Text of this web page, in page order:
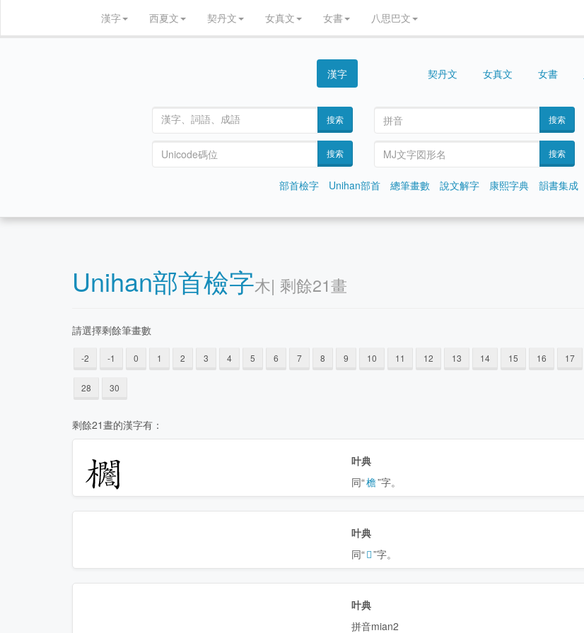
漢字 西夏文 契丹文 女真文 女書 八思巴文
漢字 契丹文 女真文 女書
搜索 搜索
搜索 搜索
部首檢字 Unihan部首 總筆畫數 說文解字 康熙字典 韻書集成
Unihan部首檢字⽊| 剩餘21畫
請選擇剩餘筆畫數
-2 -1 0 1 2 3 4 5 6 7 8 9 10 11 12 13 14 15 16 17
28 30
剩餘21晝的漢字有：
𣡞
叶典
同“檐”字。
叶典
同“𣡭”字。
叶典
拼音mian2